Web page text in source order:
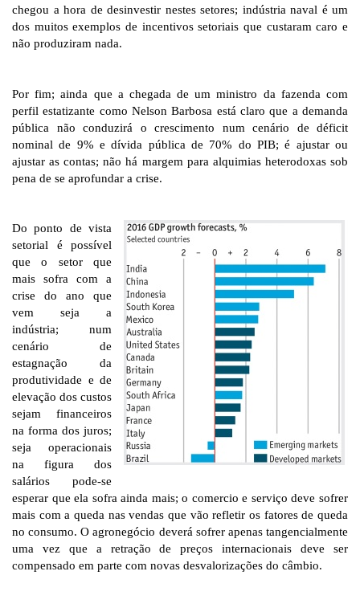
chegou a hora de desinvestir nestes setores; indústria naval é um
dos muitos exemplos de incentivos setoriais que custaram caro e
não produziram nada.
Por fim; ainda que a chegada de um ministro da fazenda com
perfil estatizante como Nelson Barbosa está claro que a demanda
pública não conduzirá o crescimento num cenário de déficit
nominal de 9% e dívida pública de 70% do PIB; é ajustar ou
ajustar as contas; não há margem para alquimias heterodoxas sob
pena de se aprofundar a crise.
Do ponto de vista
setorial é possível
que o setor que
mais sofra com a
crise do ano que
vem seja a
indústria; num
cenário de
estagnação da
produtividade e de
elevação dos custos
sejam financeiros
na forma dos juros;
seja operacionais
na figura dos
salários pode-se
esperar que ela sofra ainda mais; o comercio e serviço deve sofrer
mais com a queda nas vendas que vão refletir os fatores de queda
no consumo. O agronegócio deverá sofrer apenas tangencialmente
uma vez que a retração de preços internacionais deve ser
compensado em parte com novas desvalorizações do câmbio.